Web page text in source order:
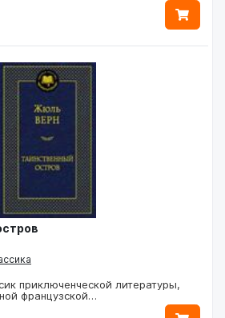
приключенческой литературы,
французской…